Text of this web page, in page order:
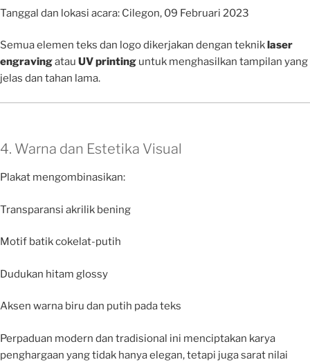
Tanggal dan lokasi acara: Cilegon, 09 Februari 2023
Semua elemen teks dan logo dikerjakan dengan teknik laser
engravingatau UV printing untuk menghasilkan tampilan yang
jelas dan tahan lama.
4. Warna dan Estetika Visual
Plakat mengombinasikan:
Transparansi akrilik bening
Motif batik cokelat-putih
Dudukan hitam glossy
Aksen warna biru dan putih pada teks
Perpaduan modern dan tradisional ini menciptakan karya
penghargaan yang tidak hanya elegan, tetapi juga sarat nilai